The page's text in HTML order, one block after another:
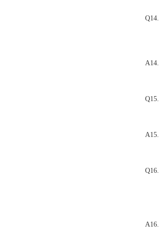
Q14.
A14.
Q15.
A15.
Q16.
A16.